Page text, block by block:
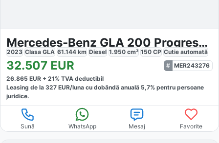
Mercedes-Benz GLA 200 Progressive 4Matic
2023 Clasa GLA 61.144 km Diesel 1.950 cm³ 150 CP Cutie automată
32.507 EUR
MER243276
26.865 EUR + 21% TVA deductibil
Leasing de la 327 EUR/luna cu dobăndă anuală 5,7% pentru persoane
juridice.
Sună WhatsApp Mesaj Favorite